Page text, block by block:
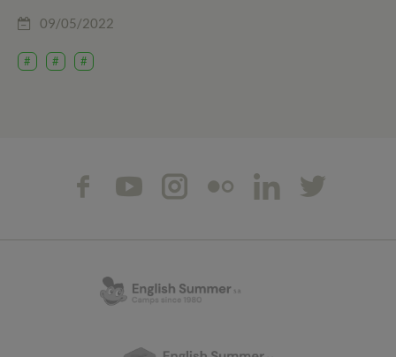
09/05/2022
# # #